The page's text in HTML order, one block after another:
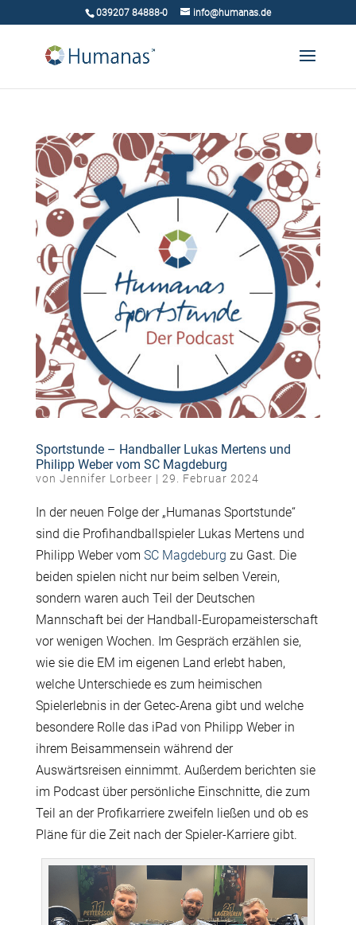
039207 84888-0 info@humanas.de
Sportstunde – Handballer Lukas Mertens und
Philipp Weber vom SC Magdeburg
von Jennifer Lorbeer | 29. Februar 2024
In der neuen Folge der „Humanas Sportstunde“
sind die Profihandballspieler Lukas Mertens und
Philipp Weber vom SC Magdeburg zu Gast. Die
beiden spielen nicht nur beim selben Verein,
sondern waren auch Teil der Deutschen
Mannschaft bei der Handball-Europameisterschaft
vor wenigen Wochen. Im Gespräch erzählen sie,
wie sie die EM im eigenen Land erlebt haben,
welche Unterschiede es zum heimischen
Spielerlebnis in der Getec-Arena gibt und welche
besondere Rolle das iPad von Philipp Weber in
ihrem Beisammensein während der
Auswärtsreisen einnimmt. Außerdem berichten sie
im Podcast über persönliche Einschnitte, die zum
Teil an der Profikarriere zweifeln ließen und ob es
Pläne für die Zeit nach der Spieler-Karriere gibt.